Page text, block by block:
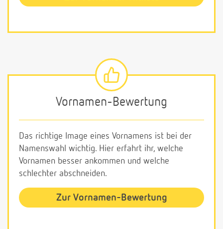
Vornamen-Bewertung
Das richtige Image eines Vornamens ist bei der
Namenswahl wichtig. Hier erfahrt ihr, welche
Vornamen besser ankommen und welche
schlechter abschneiden.
Zur Vornamen-Bewertung